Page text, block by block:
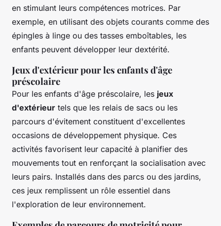
en stimulant leurs compétences motrices. Par
exemple, en utilisant des objets courants comme des
épingles à linge ou des tasses emboîtables, les
enfants peuvent développer leur dextérité.
Jeux d'extérieur pour les enfants d'âge
préscolaire
Pour les enfants d'âge préscolaire, les jeux
d'extérieur tels que les relais de sacs ou les
parcours d'évitement constituent d'excellentes
occasions de développement physique. Ces
activités favorisent leur capacité à planifier des
mouvements tout en renforçant la socialisation avec
leurs pairs. Installés dans des parcs ou des jardins,
ces jeux remplissent un rôle essentiel dans
l'exploration de leur environnement.